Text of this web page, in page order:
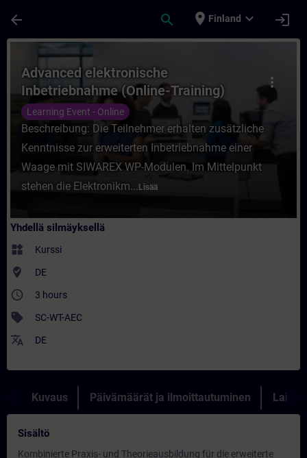
arrow_back search place Finland expand_more login
Kurssi - Advanced elektronische
more_vert
Advanced elektronische
Inbetriebnahme (Online-Training)
Learning Event - Online
Beschreibung: Die Teilnehmer erhalten zusätzliche
Kenntnisse zur erweiterten Inbetriebnahme einer
Waage mit SIWAREX WP-Modulen. Im Mittelpunkt
stehen die Elektronikm... Lisää
Yhdellä silmäyksellä
widgets Kurssi
where_to_vote DE
access_time 3 hours
sell SC-WT-AEC
translate DE
Kuvaus Päivämäärät ja ilmoittautuminen
Sisältö
Kombinierte Praxis- und Theorieausbildung für die erweiterte